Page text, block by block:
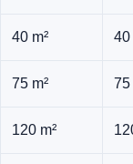
40 m² 40
75 m² 75
120 m²